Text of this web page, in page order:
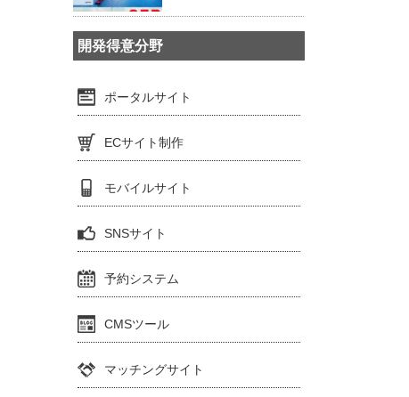
開発得意分野
ポータルサイト
ECサイト制作
モバイルサイト
SNSサイト
予約システム
CMSツール
マッチングサイト